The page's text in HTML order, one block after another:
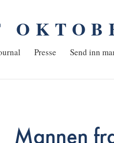
Presse Send inn
Mannen